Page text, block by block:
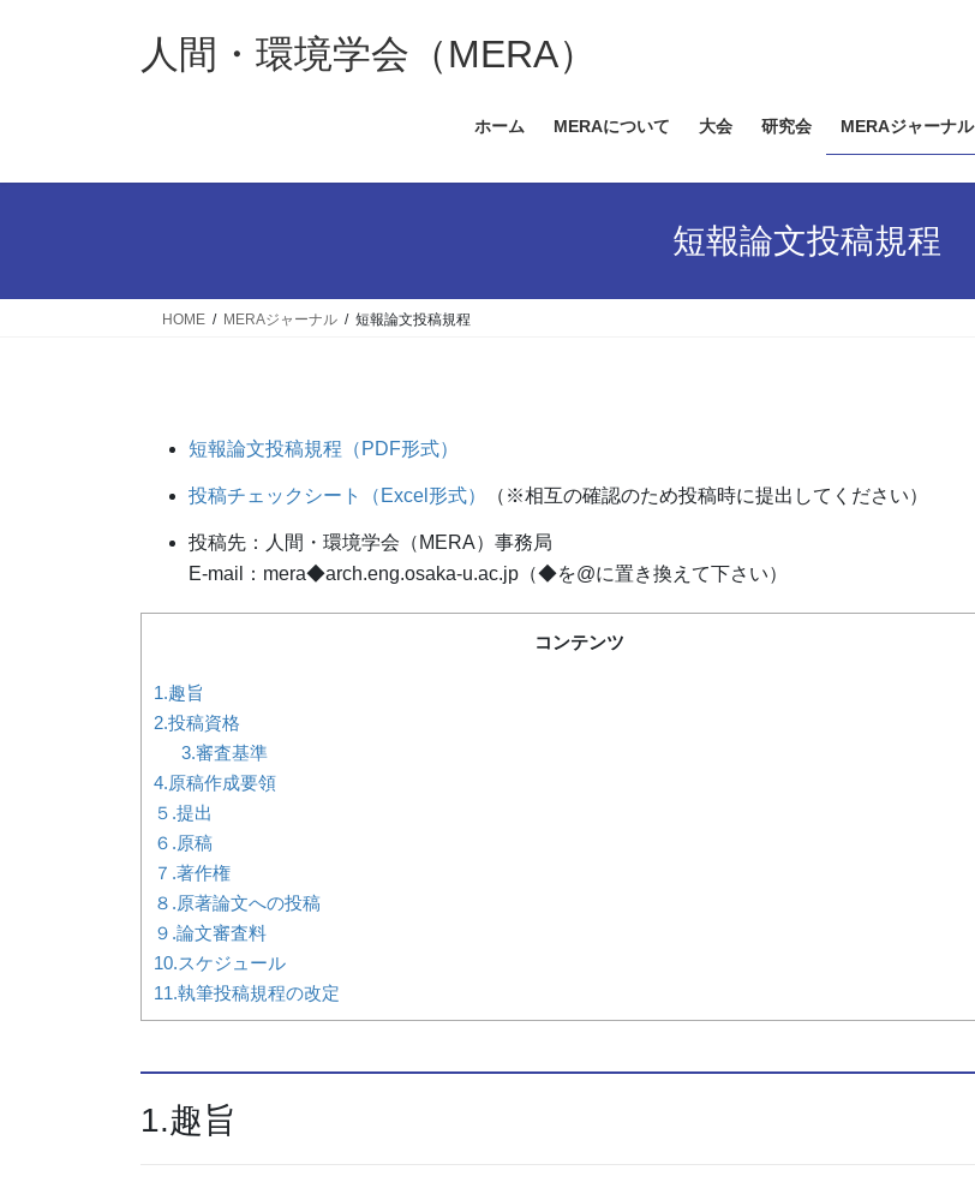
ス
ン
人間・環境学会（MERA）
ホーム MERAについて 大会 研究会 MERAジャーナル
短報論文投稿規程
HOME MERAジャーナル 短報論文投稿規程
短報論文投稿規程（PDF形式）
投稿チェックシート（Excel形式） （※相互の確認のため投稿時に提出してください）
投稿先：人間・環境学会（MERA）事務局
E-mail：mera◆arch.eng.osaka-u.ac.jp（◆を@に置き換えて下さい）
コンテンツ
1.趣旨
2.投稿資格
3.審査基準
4.原稿作成要領
５.提出
６.原稿
７.著作権
８.原著論文への投稿
９.論文審査料
10.スケジュール
11.執筆投稿規程の改定
1.趣旨